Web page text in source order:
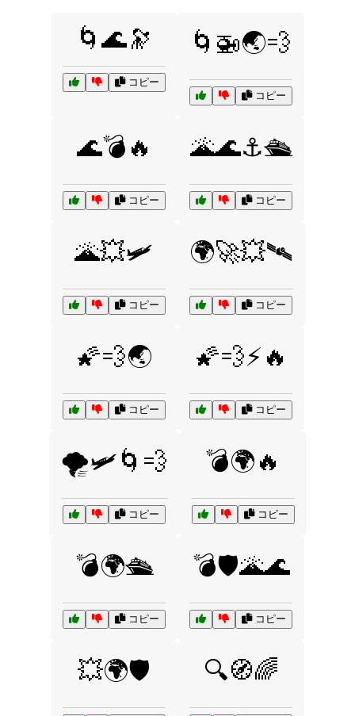
🌀🌊🔭
コピー
🌀🚁🌏💨
コピー
🌊💣🔥
コピー
🌋🌊⚓🛳️
コピー
🌋💥🛩️
コピー
🌍🚀💥🛰️
コピー
🌠💨🌏
コピー
🌠💨⚡🔥
コピー
🌪️🛩️🌀💨
コピー
💣🌍🔥
コピー
💣🌍🛳️
コピー
💣🛡️🌋🌊
コピー
💥🌍🛡️ 🔍🧭🌈